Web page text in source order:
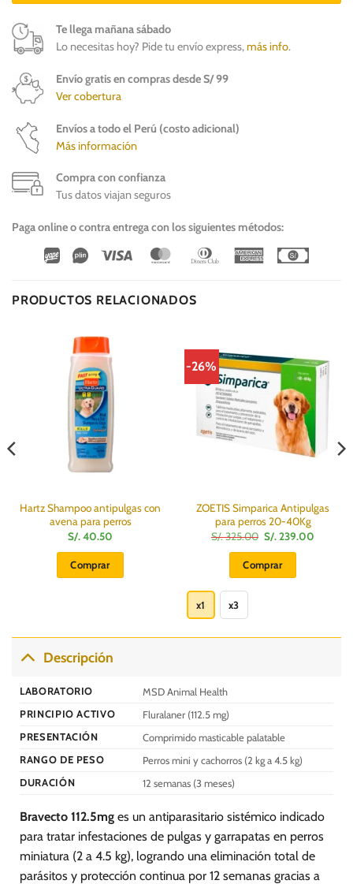
Te llega mañana sábado
Lo necesitas hoy? Pide tu envío express,más info.
Envío gratis en compras desde S/ 99
Ver cobertura
Envíos a todo el Perú (costo adicional)
Más información
Compra con confianza
Tus datos viajan seguros
Paga online o contra entrega con los siguientes métodos:
Wirecard
Vipps Visa MasterCardDinners
American
PRODUCTOS RELACIONADOS
Hartz Shampoo antipulgas con
avena para perros
S/.40.50
Comprar
-26%
ZOETIS Simparica Antipulgas
para perros 20-40Kg
S/.325.00 El
precio
original
era:
S/.
S/.239.00
Comprar
múltiples
elegir
la
producto
x1 x3
Descripción
LABORATORIO
MSD Animal Health
PRINCIPIO ACTIVO
Fluralaner (112.5 mg)
PRESENTACIÓN
Comprimido masticable palatable
RANGO DE PESO
Perros mini y cachorros (2 kg a 4.5 kg)
DURACIÓN
12 semanas (3 meses)
Bravecto 112.5mg es un antiparasitario sistémico indicado
para tratar infestaciones de pulgas y garrapatas en perros
miniatura (2 a 4.5 kg), logrando una eliminación total de
parásitos y protección continua por 12 semanas gracias a